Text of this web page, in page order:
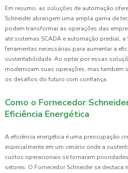
Em resumo, as soluções de automação
Schneider abrangem uma ampla gama de
podem transformar as operações das
até sistemas SCADA e automação predial, a
ferramentas necessárias para aumentar a
sustentabilidade. Ao optar por essas
modernizam suas operações, mas também
os desafios do futuro com confiança.
Como o Fornecedor
Eficiência Energética
A eficiência energética é uma preocupação
especialmente em um cenário onde a
custos operacionais se tornaram
setores. O Fornecedor Schneider se destaca